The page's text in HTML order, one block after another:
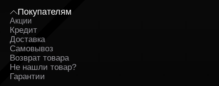
Покупателям
Акции
Кредит
Доставка
Самовывоз
Возврат товара
Не нашли товар?
Гарантии